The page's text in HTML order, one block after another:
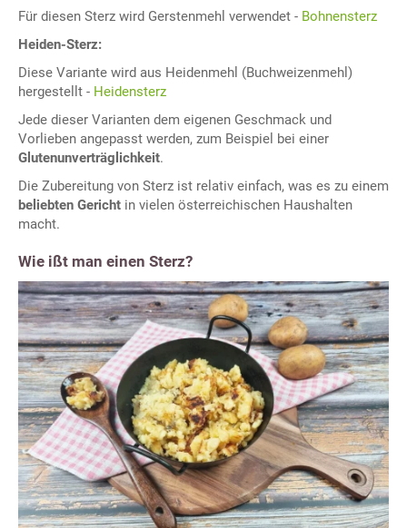
Für diesen Sterz wird Gerstenmehl verwendet - Bohnensterz
Heiden-Sterz:
Diese Variante wird aus Heidenmehl (Buchweizenmehl)
hergestellt - Heidensterz
Jede dieser Varianten dem eigenen Geschmack und
Vorlieben angepasst werden, zum Beispiel bei einer
Glutenunverträglichkeit.
Die Zubereitung von Sterz ist relativ einfach, was es zu einem
beliebten Gericht in vielen österreichischen Haushalten
macht.
Wie ißt man einen Sterz?